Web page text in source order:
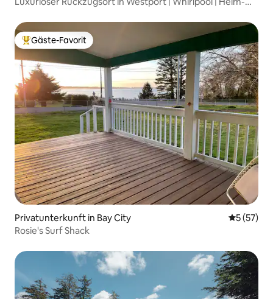
Beliebter Gäste-Favorit.
Gäste-Favorit
Privatunterkunft in Bay City
5 (57)
Rosie's Surf Shack